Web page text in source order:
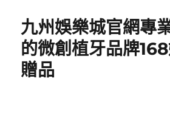
九州娛樂城官網專
的微創植牙品牌
贈品